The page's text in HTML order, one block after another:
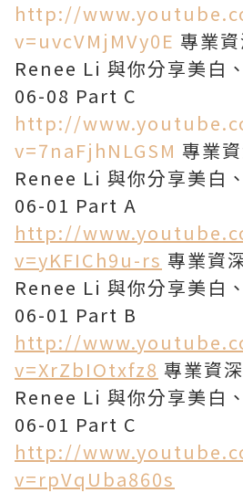
http://
v=uvcVMjMVy0E 專業
Renee Li 與你分享美白
06-08 Part C
http://
v=7naFjhNLGSM 專業
Renee Li 與你分享美白
06-01 Part A
http://
v=yKFICh9u-rs 專業資
Renee Li 與你分享美白
06-01 Part B
http://
v=XrZbIOtxfz8 專業資
Renee Li 與你分享美白
06-01 Part C
http://
v=rpVqUba860s